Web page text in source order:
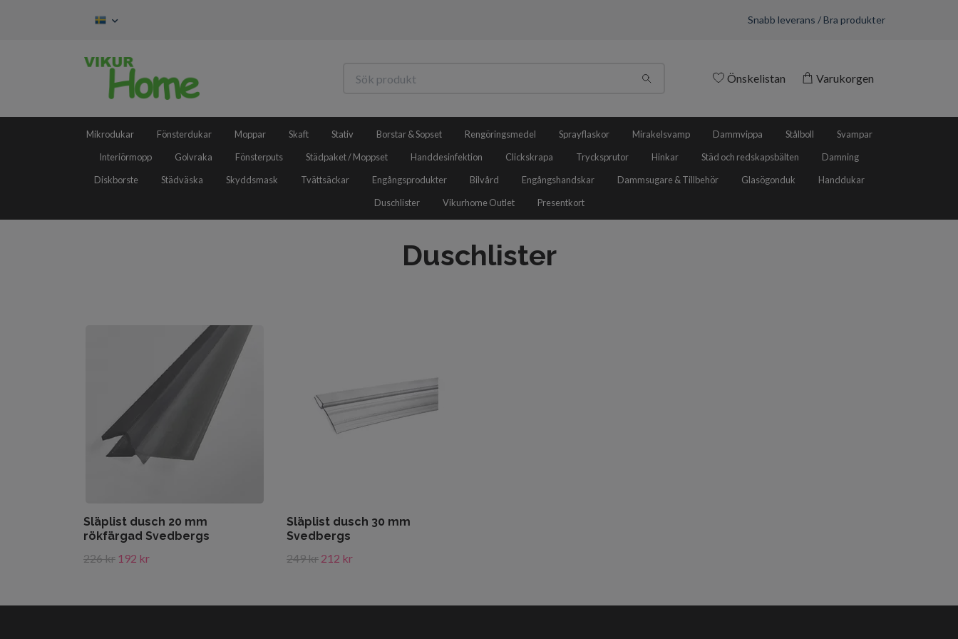
Snabb leverans / Bra produkter
Önskelistan Varukorgen
Mikrodukar Fönsterdukar Moppar Skaft Stativ Borstar & Sopset Rengöringsmedel Sprayflaskor Mirakelsvamp Dammvippa Stålboll
Svampar
Interiörmopp
Golvraka Fönsterputs Städpaket / Moppset Handdesinfektion Clickskrapa Trycksprutor Hinkar Städ och redskapsbälten
Damning
Diskborste
Städväska Skyddsmask Tvättsäckar Engångsprodukter Bilvård Engångshandskar Dammsugare & Tillbehör Glasögonduk
Handdukar
Duschlister
Vikurhome Outlet Presentkort
Duschlister
Släplist dusch 20 mm
rökfärgad Svedbergs
226 kr 192 kr
Släplist dusch 30 mm
Svedbergs
249 kr 212 kr